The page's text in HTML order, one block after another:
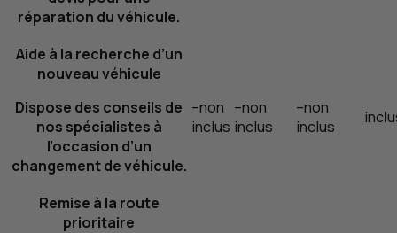
réparation du véhicule.
Aide à la recherche d’un
nouveau véhicule
Dispose des conseils de
nos spécialistes à
l’occasion d’un
changement de véhicule.
–non
inclus
–non
inclus
–non
inclus
Remise à la route
prioritaire